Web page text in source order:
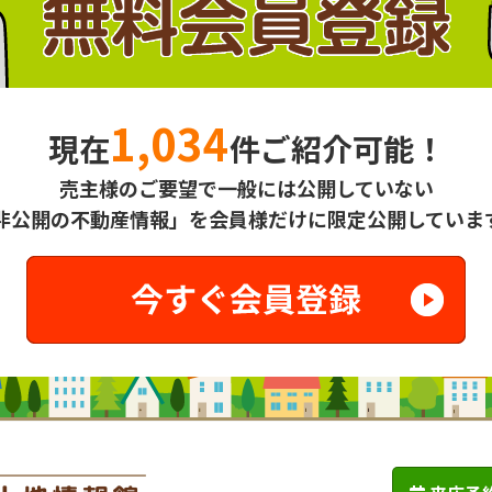
現在1,034件ご紹介可能！
売主様のご要望で一般には公開していない
公開の不動産情報」を会員様だけに限定公開していま